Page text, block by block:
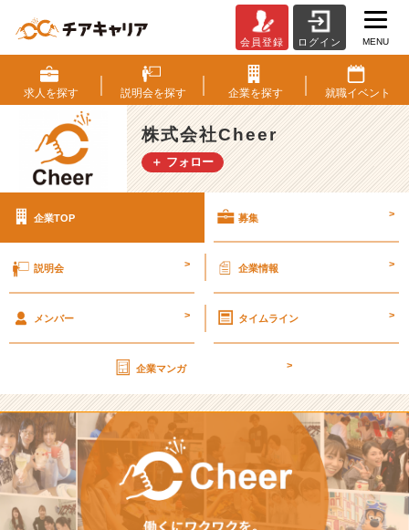
式
会
社
C
h
e
採
人
キ
ャ
リ
運
営】
人
材・
会員登録 ログイン MENU
求人を探す 説明会を探す 企業を探す 就職イベント
株式会社Cheer
＋ フォロー
企業TOP 募集 >
説明会 > 企業情報 >
メンバー > タイムライン >
企業マンガ >